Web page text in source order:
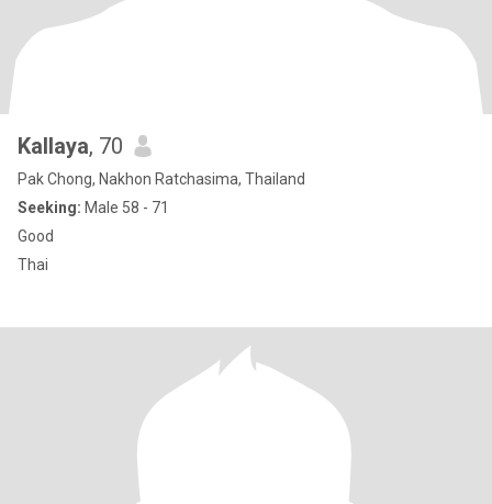
Kallaya, 70
Pak Chong, Nakhon Ratchasima, Thailand
Seeking: Male 58 - 71
Good
Thai